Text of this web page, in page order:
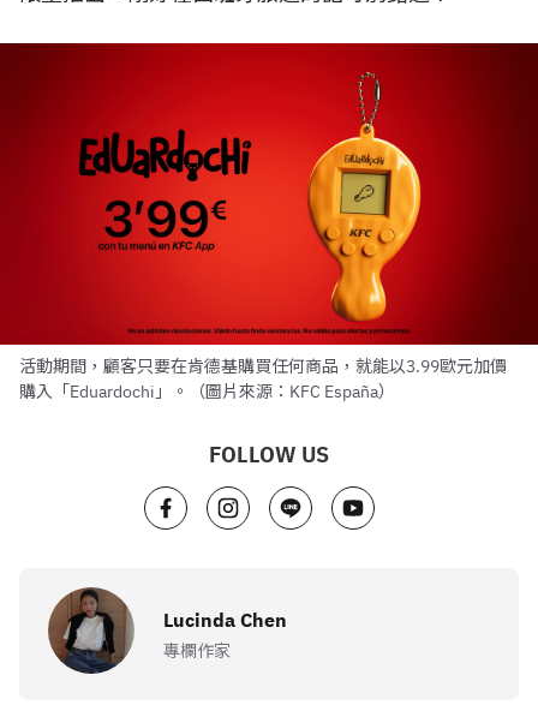
活動期間，顧客只要在肯德基購買任何商品，就能以3.99歐元加價
購入「Eduardochi」。（圖片來源：KFC España）
FOLLOW US
Lucinda Chen
專欄作家